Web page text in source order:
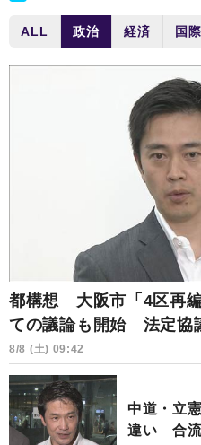
ALL 政治 経済 国際
都構想 大阪市「4区再
ての議論も開始 法定協
8/8 (土) 09:42
中道・立
違い 合流